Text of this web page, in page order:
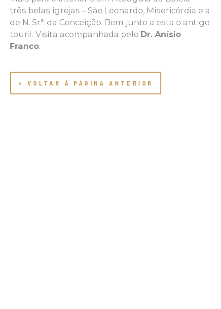
três belas igrejas – São Leonardo, Misericórdia e a
de N. Srª. da Conceição. Bem junto a esta o antigo
touril. Visita acompanhada pelo Dr. Anísio
Franco.
< VOLTAR À PÁGINA ANTERIOR